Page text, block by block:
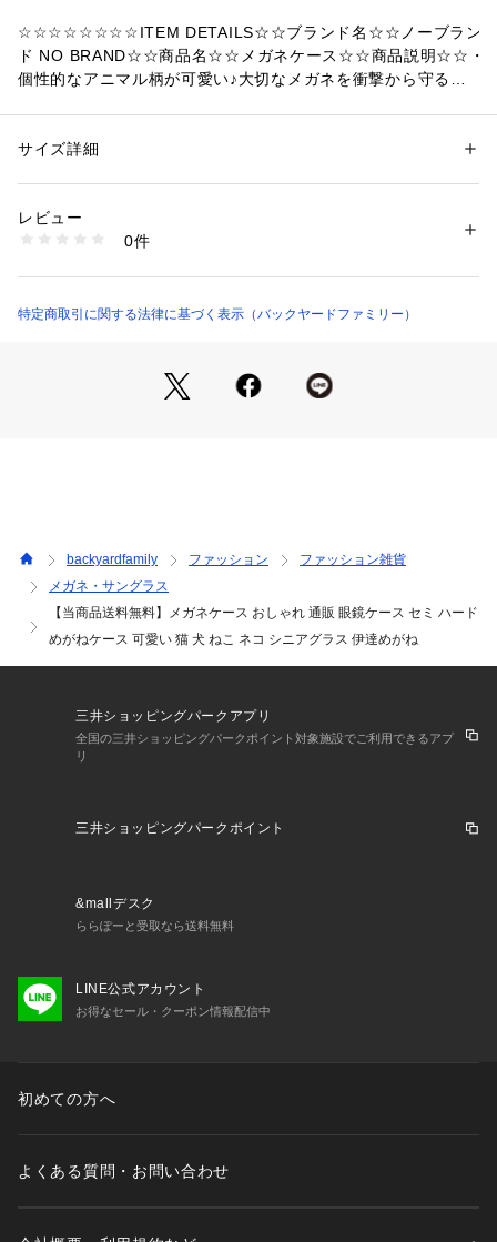
☆☆☆☆☆☆☆☆ITEM DETAILS☆☆ブランド名☆☆ノーブラン
ド NO BRAND☆☆商品名☆☆メガネケース☆☆商品説明☆☆・
個性的なアニマル柄が可愛い♪大切なメガネを衝撃から守る、
外したりする時も、スムーズに出し入れできて便利◎☆・ケー
もポイント。☆・軽量で持ち運びしやすい小ぶりなサイズ感。
バッグの中でもかさばらないのが嬉しい♪☆・ちょっとしたプ
／[奥行]約7cm☆※サイズは当店計測の実寸サイズです。実際
57g☆☆注意点☆☆※磁気の影響を受けやすい物には近づけな
いでください。磁気カード、磁気テープ、磁気ディスク、精密
いい グッズ
性別：レディース
商品番号：
pmeganecaseani （ショップ）
サイズ詳細
レビュー
0件
特定商取引に関する法律に基づく表示（バックヤードファミリー）
backyardfamily ファッション
ファッション雑貨
メガネ・サングラス
【当商品送料無料】メガネケース おしゃれ 通販 眼鏡ケース セミ ハード
めがねケース 可愛い 猫 犬 ねこ ネコ シニアグラス 伊達めがね
三井ショッピングパークアプリ
全国の三井ショッピングパークポイント対象施設でご利用できるアプ
リ
三井ショッピングパークポイント
&mallデスク
ららぽーと受取なら送料無料
LINE公式アカウント
お得なセール・クーポン情報配信中
初めての方へ
よくある質問・お問い合わせ